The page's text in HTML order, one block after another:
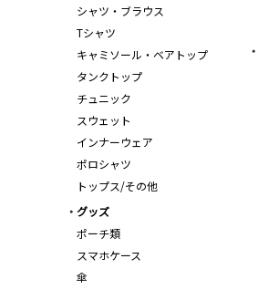
シャツ・ブラウス
Tシャツ
キャミソール・ベアトップ
タンクトップ
チュニック
スウェット
インナーウェア
ポロシャツ
トップス/その他
グッズ
ポーチ類
スマホケース
傘